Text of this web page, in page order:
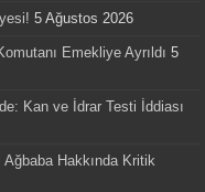
5 Ağustos 2026
Emekliye Ayrıldı 5
Kan ve İdrar Testi İddiası
Hakkında Kritik